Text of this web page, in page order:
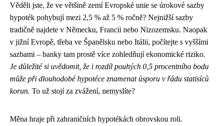
Věděli jste, že ve většině zemí Evropské unie se úrokové sazby
hypoték pohybují mezi 2,5 % až 5 % ročně? Nejnižší sazby
tradičně najdete v Německu, Francii nebo Nizozemsku. Naopak
v jižní Evropě, třeba ve Španělsku nebo Itálii, počítejte s vyššími
sazbami – banky tam prostě více zohledňují ekonomické riziko.
Je důležité si uvědomit, že i rozdíl pouhých 0,5 procentního bodu
může při dlouhodobé hypotéce znamenat úsporu v řádu statisíců
korun. To už stojí za zvážení, nemyslíte?
Měna hraje při zahraničních hypotékách obrovskou roli.